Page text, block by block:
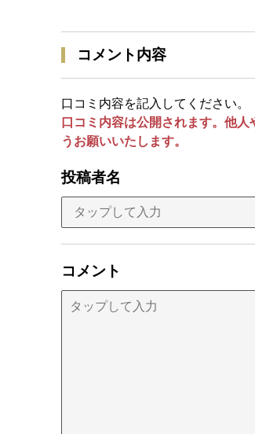
コメント内容
口コミ内容を記入してください。
口コミ内容は公開されます。他
うお願いいたします。
投稿者名
コメント